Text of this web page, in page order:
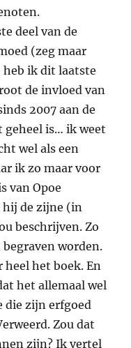
deel van de
(zeg maar
ik dit laatste
de invloed van
2007 aan de
geheel is… ik weet
wel als een
ik zo maar voor
van Opoe
hij de zijne (in
beschrijven. Zo
worden.
het boek. En
het allemaal wel
die zijn erfgoed
Zou dat
zijn? Ik vertel